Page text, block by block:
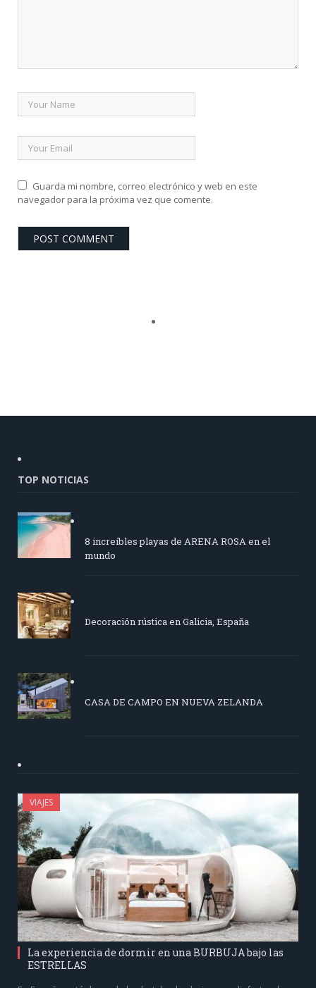
Guarda mi nombre, correo electrónico y web en este
navegador para la próxima vez que comente.
TOP NOTICIAS
8 increíbles playas de ARENA ROSA en el
mundo
Decoración rústica en Galicia, España
CASA DE CAMPO EN NUEVA ZELANDA
VIAJES
La experiencia de dormir en una BURBUJA bajo las
ESTRELLAS